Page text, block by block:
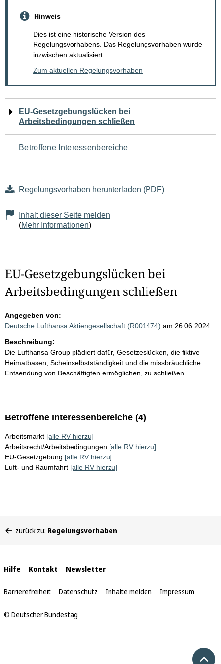
Hinweis
Dies ist eine historische Version des
Regelungsvorhabens. Das Regelungsvorhaben wurde
inzwischen aktualisiert.
Zum aktuellen Regelungsvorhaben
Navigation
für
den
EU-Gesetzgebungslücken bei
Arbeitsbedingungen schließen
Betroffene Interessenbereiche
Regelungsvorhaben herunterladen (PDF)
Inhalt dieser Seite melden
(Mehr Informationen)
EU-Gesetzgebungslücken bei
Arbeitsbedingungen schließen
Angegeben von:
Deutsche Lufthansa Aktiengesellschaft (R001474) am 26.06.2024
Beschreibung:
Die Lufthansa Group plädiert dafür, Gesetzeslücken, die fiktive
Heimatbasen, Scheinselbstständigkeit und die missbräuchliche
Entsendung von Beschäftigten ermöglichen, zu schließen.
Betroffene Interessenbereiche (4)
Arbeitsmarkt [alle RV hierzu]
Arbeitsrecht/Arbeitsbedingungen [alle RV hierzu]
EU-Gesetzgebung [alle RV hierzu]
Luft- und Raumfahrt [alle RV hierzu]
befinden
zurück zu: Regelungsvorhaben
Interne
Links
Hilfe Kontakt Newsletter
Barrierefreiheit Datenschutz Inhalte melden Impressum
© Deutscher Bundestag